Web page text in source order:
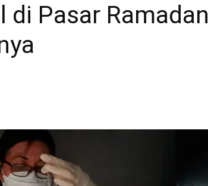
di Pasar Ramadan